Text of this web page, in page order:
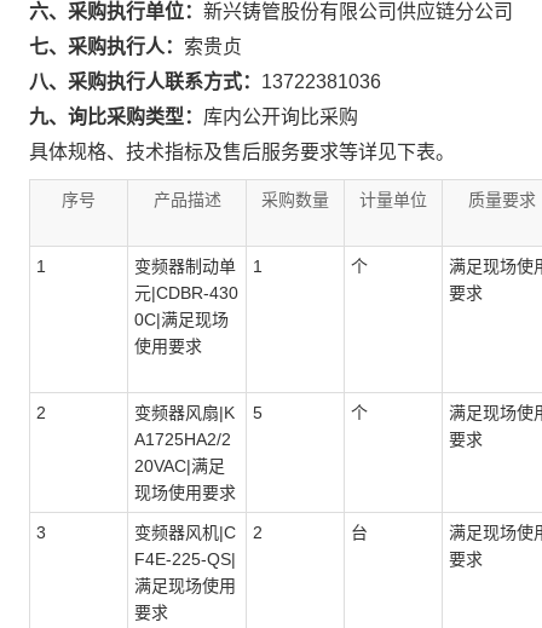
六、采购执行单位： 新兴铸管股份有限公司供应链分公司
七、采购执行人： 索贵贞
八、采购执行人联系方式： 13722381036
九、询比采购类型： 库内公开询比采购
具体规格、技术指标及售后服务要求等详见下表。
序号 产品描述 采购数量 计量单位 质量要求
1
变频器制动单
元|CDBR-430
0C|满足现场
使用要求
1 个
满足现场使
要求
2
变频器风扇|K
A1725HA2/2
20VAC|满足
现场使用要求
5 个
满足现场使
要求
3
变频器风机|C
F4E-225-QS|
满足现场使用
要求
2 台
满足现场使
要求